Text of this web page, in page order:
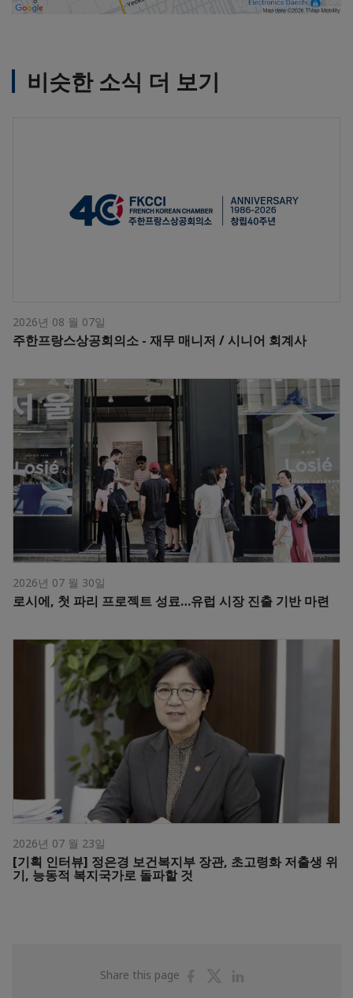
비슷한 소식 더 보기
2026년 08 월 07일
주한프랑스상공회의소 - 재무 매니저 / 시니어 회계사
2026년 07 월 30일
로시에, 첫 파리 프로젝트 성료…유럽 시장 진출 기반 마련
2026년 07 월 23일
[기획 인터뷰] 정은경 보건복지부 장관, 초고령화 저출생 위
기, 능동적 복지국가로 돌파할 것
Share this page
ShareShare